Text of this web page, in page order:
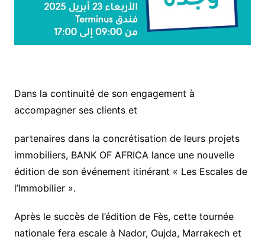
Dans la continuité de son engagement à
accompagner ses clients et
partenaires dans la concrétisation de leurs projets
immobiliers, BANK OF AFRICA lance une nouvelle
édition de son événement itinérant « Les Escales de
l’Immobilier ».
Après le succès de l’édition de Fès, cette tournée
nationale fera escale à Nador, Oujda, Marrakech et